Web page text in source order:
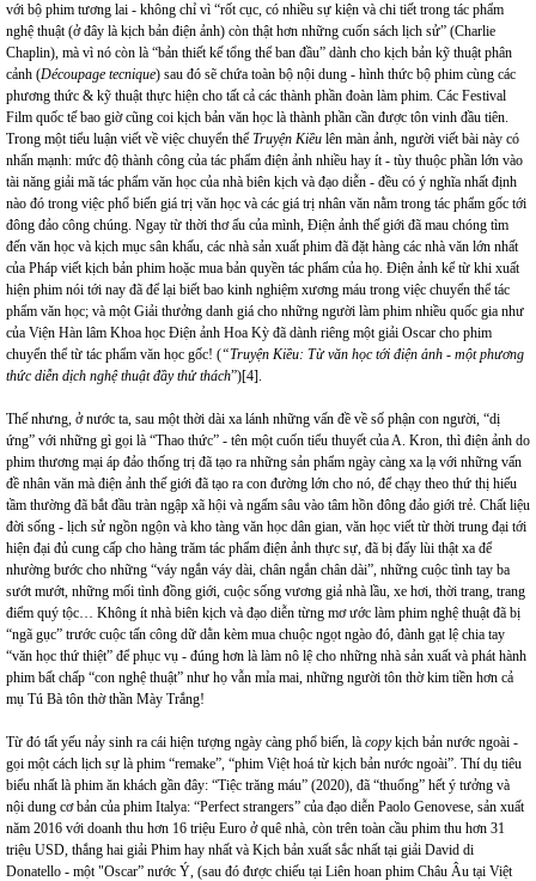
với bộ phim tương lai - không chỉ vì “rốt cục, có nhiều sự kiện và chi tiết trong tác phẩm
nghệ thuật (ở đây là kịch bản điện ảnh) còn thật hơn những cuốn sách lịch sử” (Charlie
Chaplin), mà vì nó còn là “bản thiết kế tổng thể ban đầu” dành cho kịch bản kỹ thuật phân
cảnh (Découpage tecnique) sau đó sẽ chứa toàn bộ nội dung - hình thức bộ phim cùng các
phương thức & kỹ thuật thực hiện cho tất cả các thành phần đoàn làm phim. Các Festival
Film quốc tế bao giờ cũng coi kịch bản văn học là thành phần cần được tôn vinh đầu tiên.
Trong một tiểu luận viết về việc chuyển thể Truyện Kiều lên màn ảnh, người viết bài này có
nhấn mạnh: mức độ thành công của tác phẩm điện ảnh nhiều hay ít - tùy thuộc phần lớn vào
tài năng giải mã tác phẩm văn học của nhà biên kịch và đạo diễn - đều có ý nghĩa nhất định
nào đó trong việc phổ biến giá trị văn học và các giá trị nhân văn nằm trong tác phẩm gốc tới
đông đảo công chúng. Ngay từ thời thơ ấu của mình, Điện ảnh thế giới đã mau chóng tìm
đến văn học và kịch mục sân khấu, các nhà sản xuất phim đã đặt hàng các nhà văn lớn nhất
của Pháp viết kịch bản phim hoặc mua bản quyền tác phẩm của họ. Điện ảnh kể từ khi xuất
hiện phim nói tới nay đã để lại biết bao kinh nghiệm xương máu trong việc chuyển thể tác
phẩm văn học; và một Giải thưởng danh giá cho những người làm phim nhiều quốc gia như
của Viện Hàn lâm Khoa học Điện ảnh Hoa Kỳ đã dành riêng một giải Oscar cho phim
chuyển thể từ tác phẩm văn học gốc! (“Truyện Kiều: Từ văn học tới điện ảnh - một phương
thức diễn dịch nghệ thuật đầy thử thách”)[4].
Thế nhưng, ở nước ta, sau một thời dài xa lánh những vấn đề về số phận con người, “dị
ứng” với những gì gọi là “Thao thức” - tên một cuốn tiểu thuyết của A. Kron, thì điện ảnh do
phim thương mại áp đảo thống trị đã tạo ra những sản phẩm ngày càng xa lạ với những vấn
đề nhân văn mà điện ảnh thế giới đã tạo ra con đường lớn cho nó, để chạy theo thứ thị hiếu
tầm thường đã bắt đầu tràn ngập xã hội và ngấm sâu vào tâm hồn đông đảo giới trẻ. Chất liệu
đời sống - lịch sử ngồn ngộn và kho tàng văn học dân gian, văn học viết từ thời trung đại tới
hiện đại đủ cung cấp cho hàng trăm tác phẩm điện ảnh thực sự, đã bị đẩy lùi thật xa để
nhường bước cho những “váy ngắn váy dài, chân ngắn chân dài”, những cuộc tình tay ba
sướt mướt, những mối tình đồng giới, cuộc sống vương giả nhà lầu, xe hơi, thời trang, trang
điểm quý tộc… Không ít nhà biên kịch và đạo diễn từng mơ ước làm phim nghệ thuật đã bị
“ngã gục” trước cuộc tấn công dữ dằn kèm mua chuộc ngọt ngào đó, đành gạt lệ chia tay
“văn học thứ thiệt” để phục vụ - đúng hơn là làm nô lệ cho những nhà sản xuất và phát hành
phim bất chấp “con nghệ thuật” như họ vẫn mỉa mai, những người tôn thờ kim tiền hơn cả
mụ Tú Bà tôn thờ thần Mày Trắng!
Từ đó tất yếu nảy sinh ra cái hiện tượng ngày càng phổ biến, là copykịch bản nước ngoài -
gọi một cách lịch sự là phim “remake”, “phim Việt hoá từ kịch bản nước ngoài”. Thí dụ tiêu
biểu nhất là phim ăn khách gần đây: “Tiệc trăng máu” (2020), đã “thuổng” hết ý tưởng và
nội dung cơ bản của phim Italya: “Perfect strangers” của đạo diễn Paolo Genovese, sản xuất
năm 2016 với doanh thu hơn 16 triệu Euro ở quê nhà, còn trên toàn cầu phim thu hơn 31
triệu USD, thắng hai giải Phim hay nhất và Kịch bản xuất sắc nhất tại giải David di
Donatello - một "Oscar” nước Ý, (sau đó được chiếu tại Liên hoan phim Châu Âu tại Việt